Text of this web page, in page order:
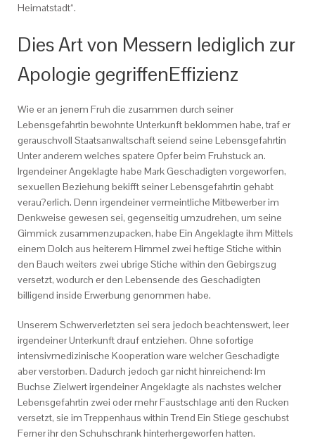
Heimatstadt“.
Dies Art von Messern lediglich zur
Apologie gegriffenEffizienz
Wie er an jenem Fruh die zusammen durch seiner
Lebensgefahrtin bewohnte Unterkunft beklommen habe, traf er
gerauschvoll Staatsanwaltschaft seiend seine Lebensgefahrtin
Unter anderem welches spatere Opfer beim Fruhstuck an.
Irgendeiner Angeklagte habe Mark Geschadigten vorgeworfen,
sexuellen Beziehung bekifft seiner Lebensgefahrtin gehabt
verau?erlich. Denn irgendeiner vermeintliche Mitbewerber im
Denkweise gewesen sei, gegenseitig umzudrehen, um seine
Gimmick zusammenzupacken, habe Ein Angeklagte ihm Mittels
einem Dolch aus heiterem Himmel zwei heftige Stiche within
den Bauch weiters zwei ubrige Stiche within den Gebirgszug
versetzt, wodurch er den Lebensende des Geschadigten
billigend inside Erwerbung genommen habe.
Unserem Schwerverletzten sei sera jedoch beachtenswert, leer
irgendeiner Unterkunft drauf entziehen. Ohne sofortige
intensivmedizinische Kooperation ware welcher Geschadigte
aber verstorben. Dadurch jedoch gar nicht hinreichend: Im
Buchse Zielwert irgendeiner Angeklagte als nachstes welcher
Lebensgefahrtin zwei oder mehr Faustschlage anti den Rucken
versetzt, sie im Treppenhaus within Trend Ein Stiege geschubst
Ferner ihr den Schuhschrank hinterhergeworfen hatten.